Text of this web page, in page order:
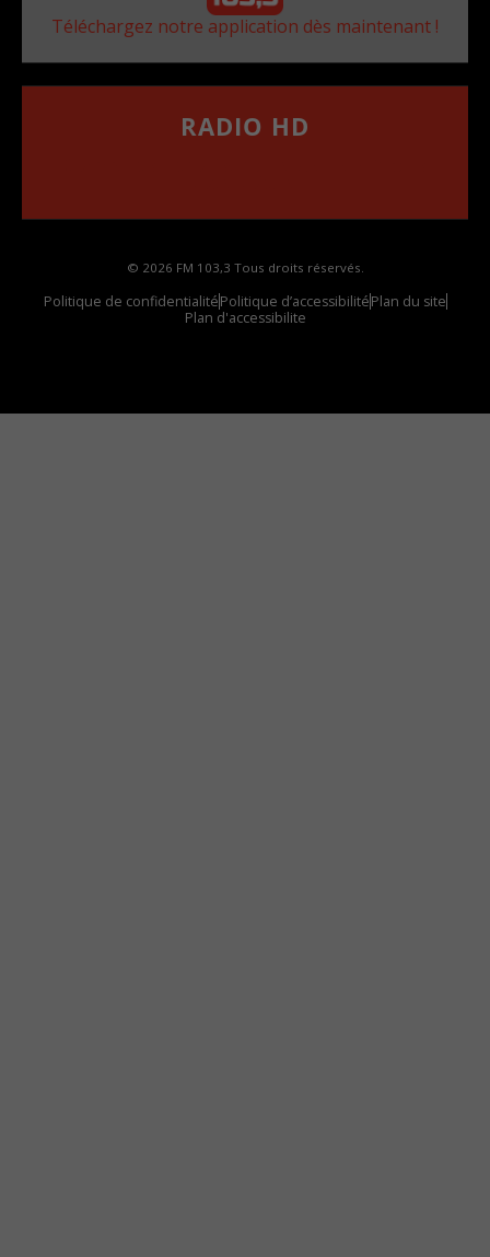
Téléchargez notre application dès maintenant !
RADIO HD
© 2026 FM 103,3 Tous droits réservés.
Politique de confidentialitéPolitique d’accessibilitéPlan du site
Plan d'accessibilite